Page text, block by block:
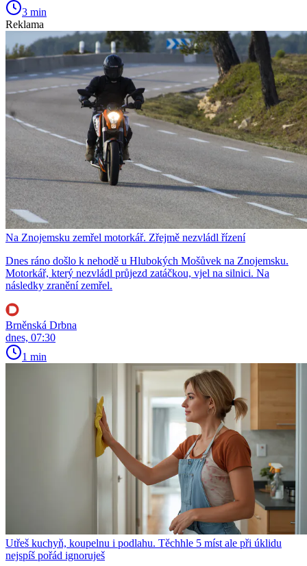
3 min
Reklama
Na Znojemsku zemřel motorkář. Zřejmě nezvládl řízení
Dnes ráno došlo k nehodě u Hlubokých Mošůvek na Znojemsku.
Motorkář, který nezvládl průjezd zatáčkou, vjel na silnici. Na
následky zranění zemřel.
Brněnská Drbna
dnes, 07:30
1 min
Utřeš kuchyň, koupelnu i podlahu. Těchhle 5 míst ale při úklidu
nejspíš pořád ignoruješ